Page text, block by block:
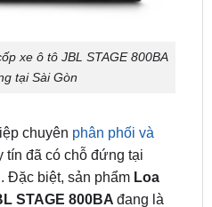
xe ô tô JBL STAGE 800BA
chuyênphân phối và
Đặc biệt, sản phẩmLoa
STAGE 800BAđang là
đánh giá cao từ phía
âm ly,ZKar Autocòn